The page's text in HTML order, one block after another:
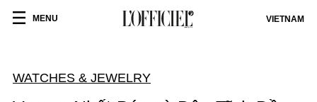
MENU VIETNAM
WATCHES & JEWELRY